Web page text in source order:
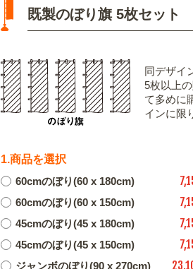
既製のぼり旗 5枚セット
同デザイ
5枚以上
て多めに
インに限
1.商品を選択
60cmのぼり(60 x 180cm)
60cmのぼり(60 x 150cm)
45cmのぼり(45 x 180cm)
45cmのぼり(45 x 150cm)
ジャンボのぼり(90 x 270cm)